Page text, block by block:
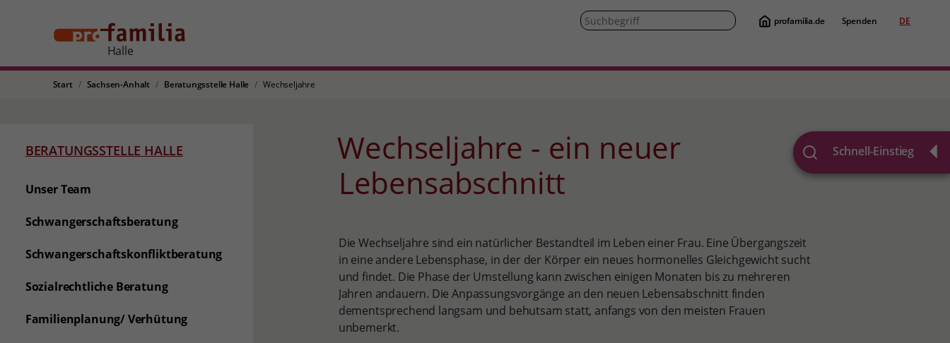
Halle
profamilia.de Spenden DE
Start Sachsen-Anhalt Beratungsstelle Halle Wechseljahre
Schnell-Einstieg
BERATUNGSSTELLE HALLE
Unser Team
Schwangerschaftsberatung
Schwangerschaftskonfliktberatung
Sozialrechtliche Beratung
Familienplanung/ Verhütung
Wechseljahre - ein neuer
Lebensabschnitt
Die Wechseljahre sind ein natürlicher Bestandteil im Leben einer Frau. Eine Übergangszeit
in eine andere Lebensphase, in der der Körper ein neues hormonelles Gleichgewicht sucht
und findet. Die Phase der Umstellung kann zwischen einigen Monaten bis zu mehreren
Jahren andauern. Die Anpassungsvorgänge an den neuen Lebensabschnitt finden
dementsprechend langsam und behutsam statt, anfangs von den meisten Frauen
unbemerkt.